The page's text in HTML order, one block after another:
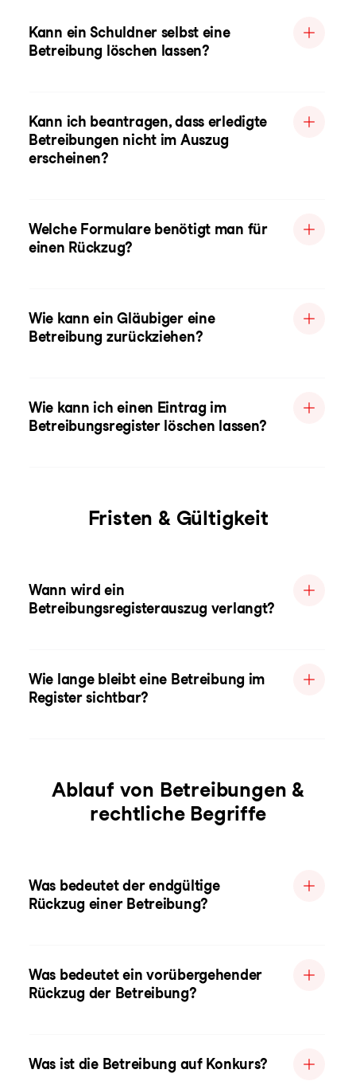
Kann ein Schuldner selbst eine
Betreibung löschen lassen?
Kann ich beantragen, dass erledigte
Betreibungen nicht im Auszug
erscheinen?
Welche Formulare benötigt man für
einen Rückzug?
Wie kann ein Gläubiger eine
Betreibung zurückziehen?
Wie kann ich einen Eintrag im
Betreibungsregister löschen lassen?
Fristen & Gültigkeit
Wann wird ein
Betreibungsregisterauszug verlangt?
Wie lange bleibt eine Betreibung im
Register sichtbar?
Ablauf von Betreibungen &
rechtliche Begriffe
Was bedeutet der endgültige
Rückzug einer Betreibung?
Was bedeutet ein vorübergehender
Rückzug der Betreibung?
Was ist die Betreibung auf Konkurs?